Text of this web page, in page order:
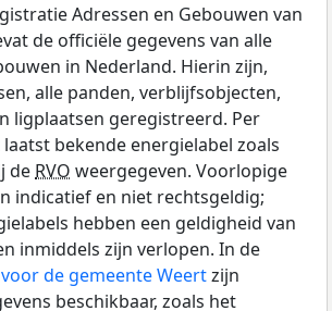
Adressen en Gebouwen van
de officiële gegevens van alle
in Nederland. Hierin zijn,
alle panden, verblijfsobjecten,
ligplaatsen geregistreerd. Per
bekende energielabel zoals
de RVO weergegeven. Voorlopige
indicatief en niet rechtsgeldig;
hebben een geldigheid van
inmiddels zijn verlopen. In de
de gemeente Weertzijn
beschikbaar, zoals het